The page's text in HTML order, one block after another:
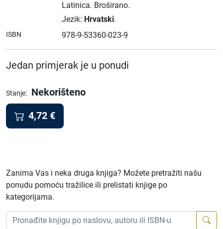
Latinica. Broširano.
Jezik: Hrvatski.
ISBN 978-9-53360-023-9
Jedan primjerak je u ponudi
Stanje: Nekorišteno
4,72 €
Zanima Vas i neka druga knjiga? Možete pretražiti našu
ponudu pomoću tražilice ili prelistati knjige po
kategorijama.